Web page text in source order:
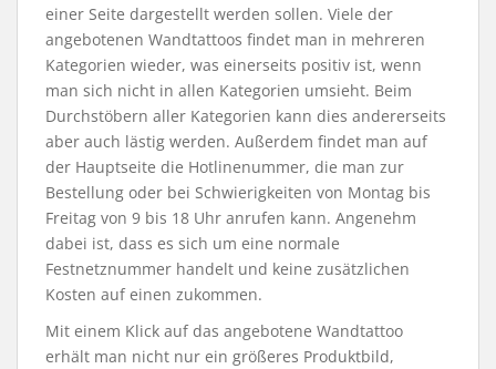
einer Seite dargestellt werden sollen. Viele der
angebotenen Wandtattoos findet man in mehreren
Kategorien wieder, was einerseits positiv ist, wenn
man sich nicht in allen Kategorien umsieht. Beim
Durchstöbern aller Kategorien kann dies andererseits
aber auch lästig werden. Außerdem findet man auf
der Hauptseite die Hotlinenummer, die man zur
Bestellung oder bei Schwierigkeiten von Montag bis
Freitag von 9 bis 18 Uhr anrufen kann. Angenehm
dabei ist, dass es sich um eine normale
Festnetznummer handelt und keine zusätzlichen
Kosten auf einen zukommen.
Mit einem Klick auf das angebotene Wandtattoo
erhält man nicht nur ein größeres Produktbild,